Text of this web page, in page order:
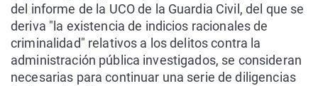
del informe de la UCO de la Guardia Civil, del que se
deriva "la existencia de indicios racionales de
criminalidad" relativos a los delitos contra la
administración pública investigados, se consideran
necesarias para continuar una serie de diligencias